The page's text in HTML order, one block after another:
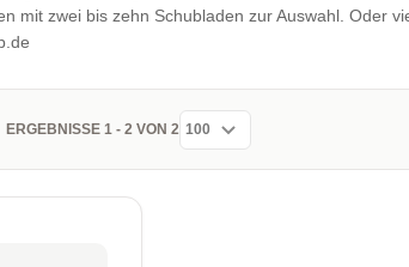
mit zwei bis zehn Schubladen zur Auswahl. Oder
ERGEBNISSE 1 - 2 VON 2